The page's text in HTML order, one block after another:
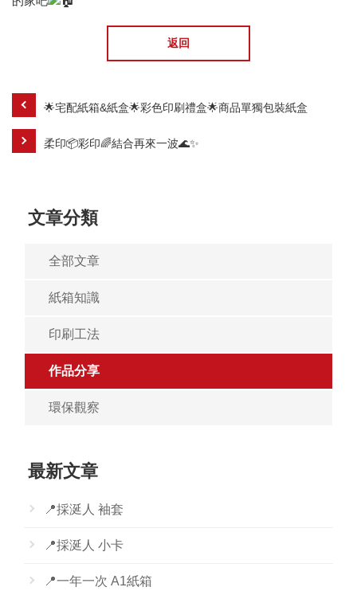
返回
🌟宅配紙箱&紙盒🌟彩色印刷禮盒🌟商品單獨包裝紙盒
柔印📦彩印🌈結合再來一波🌊✨
文章分類
全部文章
紙箱知識
印刷工法
作品分享
環保觀察
最新文章
📍採涎人 袖套
📍採涎人 小卡
📍一年一次 A1紙箱